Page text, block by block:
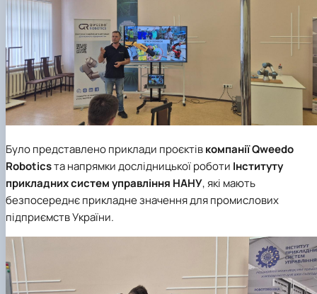
Було представлено приклади проєктівкомпаніїQweedo
Roboticsта напрямки дослідницької роботи Інституту
прикладних систем управління НАНУ, які мають
безпосереднє прикладне значення для промислових
підприємств України.